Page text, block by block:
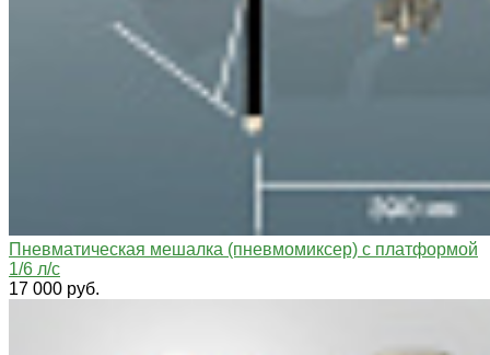
Пневматическая мешалка (пневмомиксер) с платформой
1/6 л/с
17 000 руб.